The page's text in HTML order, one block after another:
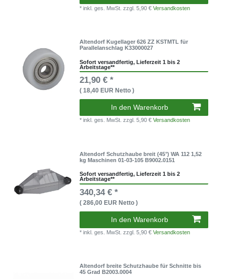
* inkl. ges. MwSt.zzgl. 5,90 €Versandkosten
Altendorf Kugellager 626 ZZ KSTMTL für
Parallelanschlag K33000027
Sofort versandfertig, Lieferzeit 1 bis 2
Arbeitstage**
21,90 € *
( 18,40 EUR Netto )
In den Warenkorb
* inkl. ges. MwSt.zzgl. 5,90 €Versandkosten
Altendorf Schutzhaube breit (45°) WA 112 1,52
kg Maschinen 01-03-105 B9002.0151
Sofort versandfertig, Lieferzeit 1 bis 2
Arbeitstage**
340,34 € *
( 286,00 EUR Netto )
In den Warenkorb
* inkl. ges. MwSt.zzgl. 5,90 €Versandkosten
Altendorf breite Schutzhaube für Schnitte bis
45 Grad B2003.0004